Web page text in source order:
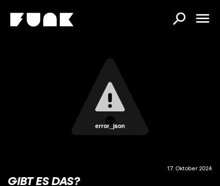
error_json
17. Oktober 2024
GIBT ES DAS?